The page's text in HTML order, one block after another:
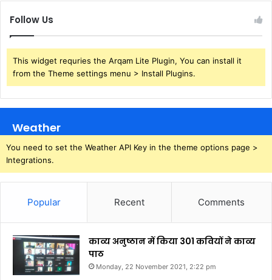
Follow Us
This widget requries the Arqam Lite Plugin, You can install it
from the Theme settings menu > Install Plugins.
Weather
You need to set the Weather API Key in the theme options page >
Integrations.
Popular Recent Comments
काव्य अनुष्ठान में किया 301 कवियों ने काव्य
पाठ
Monday, 22 November 2021, 2:22 pm